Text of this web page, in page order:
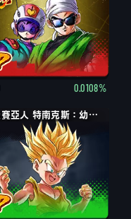
0.0108%
特南克斯：幼年期 超級賽亞人 特南克斯：幼年期